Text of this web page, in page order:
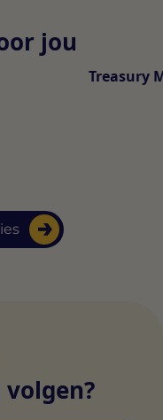
jou
Treasury